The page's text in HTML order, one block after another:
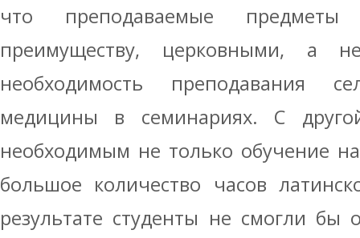
что преподаваемые
преимуществу, церковными, а
необходимость преподавания
медицины в семинариях. С
необходимым не только обучение
большое количество часов
результате студенты не смогли бы